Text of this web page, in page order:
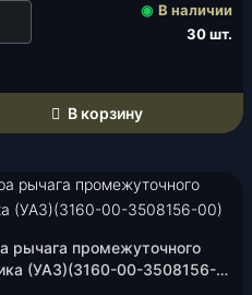
◉ В наличии
30 шт.
В корзину
рычага промежуточного
(УАЗ)(3160-00-3508156-